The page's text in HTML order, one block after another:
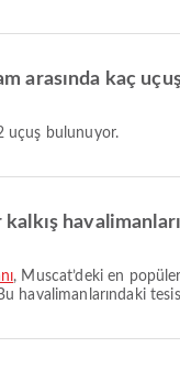
arasında kaç
2 uçuş bulunuyor.
, Muscat’deki en
havalimanlarındaki